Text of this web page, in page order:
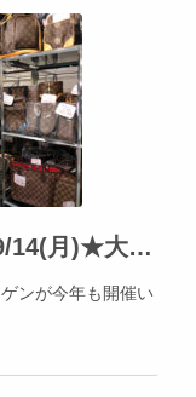
【バーゲン情報】9/2(水) ～9/14(月)★大阪・阪神百貨店にて「阪神の質流れ品大バザール」開催!!
ンが今年も開催い